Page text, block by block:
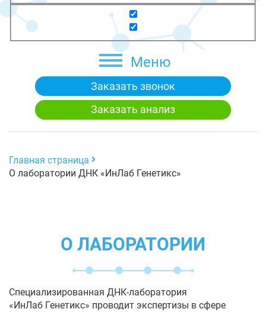
Меню
Заказать звонок
Заказать анализ
Главная страница
О лаборатории ДНК «ИнЛаб Генетикс»
О ЛАБОРАТОРИИ
Специализированная ДНК-лаборатория
«ИнЛаб Генетикс» проводит экспертизы в сфере